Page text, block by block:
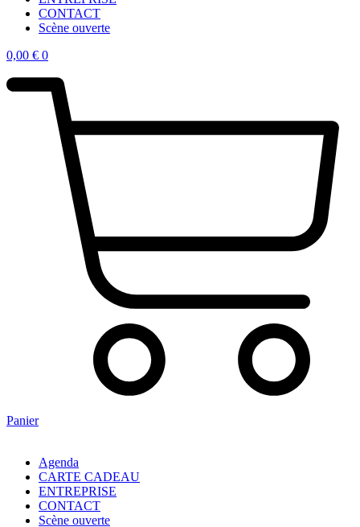
CONTACT
Scène ouverte
0,00 € 0
Panier
Agenda
CARTE CADEAU
ENTREPRISE
CONTACT
Scène ouverte